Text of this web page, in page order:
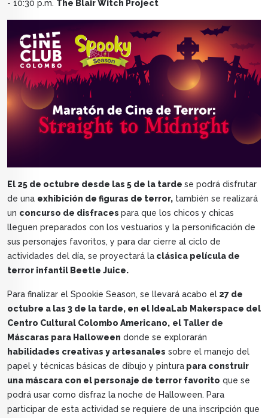
- 10:30 p.m. The Blair Witch Project
El 25 de octubre desde las 5 de la tarde se podrá disfrutar
de una exhibición de figuras de terror, también se realizará
un concurso de disfraces para que los chicos y chicas
lleguen preparados con los vestuarios y la personificación de
sus personajes favoritos, y para dar cierre al ciclo de
actividades del día, se proyectará la clásica película de
terror infantil Beetle Juice.
Para finalizar el Spookie Season, se llevará acabo el 27 de
octubre a las 3 de la tarde, en el IdeaLab Makerspace del
Centro Cultural Colombo Americano, el Taller de
Máscaras para Halloween donde se explorarán
habilidades creativas y artesanales sobre el manejo del
papel y técnicas básicas de dibujo y pintura para construir
una máscara con el personaje de terror favorito que se
podrá usar como disfraz la noche de Halloween. Para
participar de esta actividad se requiere de una inscripción que